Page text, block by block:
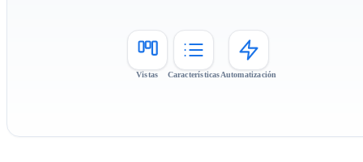
Vistas CaracterísticasAutomatización